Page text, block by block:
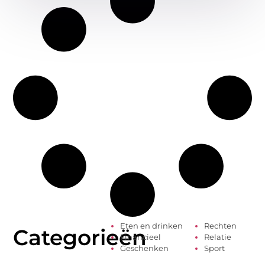
CategorieënEten en drinken
Financieel
Geschenken
Rechten
Relatie
Sport